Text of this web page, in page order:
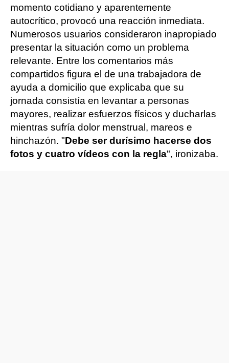
momento cotidiano y aparentemente
autocrítico, provocó una reacción inmediata.
Numerosos usuarios consideraron inapropiado
presentar la situación como un problema
relevante. Entre los comentarios más
compartidos figura el de una trabajadora de
ayuda a domicilio que explicaba que su
jornada consistía en levantar a personas
mayores, realizar esfuerzos físicos y ducharlas
mientras sufría dolor menstrual, mareos e
hinchazón. "Debe ser durísimo hacerse dos
fotos y cuatro vídeos con la regla", ironizaba.